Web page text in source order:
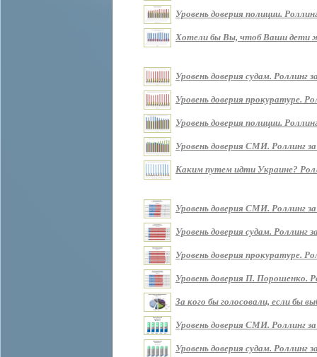
Уровень доверия полиции.
Хотели бы Вы, чтоб Ваши дети
Уровень доверия судам. Роллинг
Уровень доверия прокуратуре.
Уровень доверия полиции.
Уровень доверия СМИ. Роллинг
Каким путем идти Украине?
Уровень доверия СМИ. Роллинг
Уровень доверия судам. Роллинг
Уровень доверия прокуратуре.
Уровень доверия П. Порошенко.
За кого бы голосовали, если бы
Уровень доверия СМИ. Роллинг
Уровень доверия судам. Роллинг